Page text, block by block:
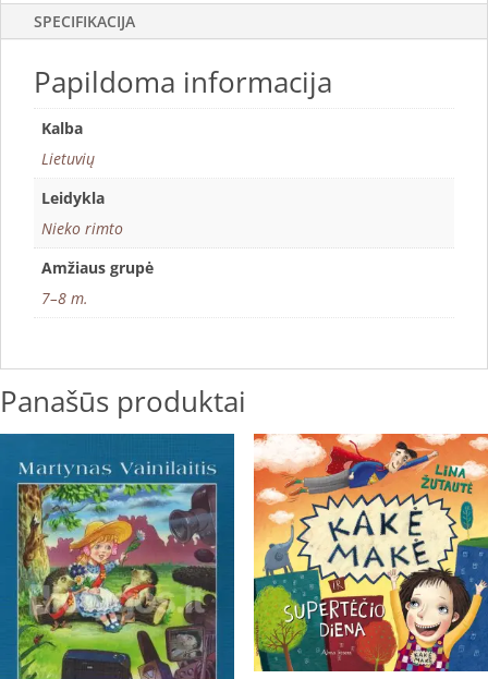
SPECIFIKACIJA
Papildoma informacija
Kalba
Lietuvių
Leidykla
Nieko rimto
Amžiaus grupė
7–8 m.
Panašūs produktai